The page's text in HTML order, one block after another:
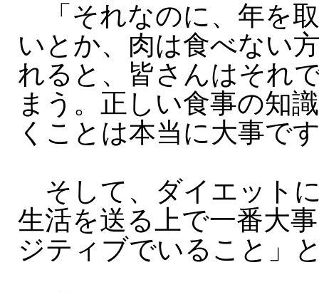
「それなのに、年を
いとか、肉は食べない
れると、皆さんはそれ
まう。正しい食事の知
くことは本当に大事で
そして、ダイエット
生活を送る上で一番大
ジティブでいること」